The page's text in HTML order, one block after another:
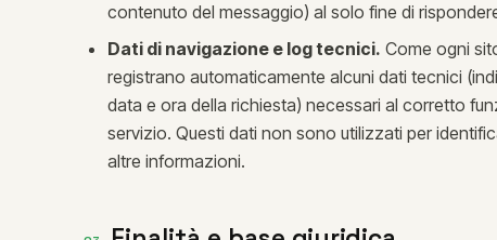
contenuto del messaggio) al solo fine di
Dati di navigazione e log tecnici. Come ogni
registrano automaticamente alcuni dati tecnici
data e ora della richiesta) necessari al corretto
servizio. Questi dati non sono utilizzati per
altre informazioni.